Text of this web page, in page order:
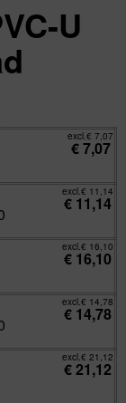
U
excl.€ 7,07
€7,07
excl.€ 11,14
€ 11,14
excl.€ 16,10
€ 16,10
excl.€ 14,78
€ 14,78
excl.€ 21,12
€21,12